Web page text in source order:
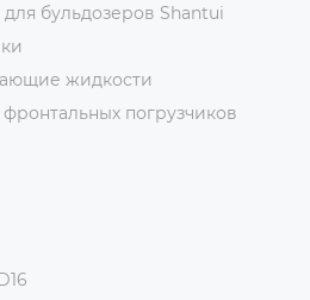
бульдозеров Shantui
жидкости
погрузчиков